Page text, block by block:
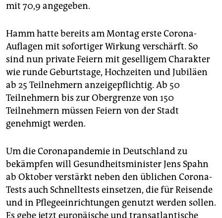
mit 70,9 angegeben.
Hamm hatte bereits am Montag erste Corona-
Auflagen mit sofortiger Wirkung verschärft. So
sind nun private Feiern mit geselligem Charakter
wie runde Geburtstage, Hochzeiten und Jubiläen
ab 25 Teilnehmern anzeigepflichtig. Ab 50
Teilnehmern bis zur Obergrenze von 150
Teilnehmern müssen Feiern von der Stadt
genehmigt werden.
Um die Coronapandemie in Deutschland zu
bekämpfen will Gesundheitsminister Jens Spahn
ab Oktober verstärkt neben den üblichen Corona-
Tests auch Schnelltests einsetzen, die für Reisende
und in Pflegeeinrichtungen genutzt werden sollen.
Es gebe jetzt europäische und transatlantische